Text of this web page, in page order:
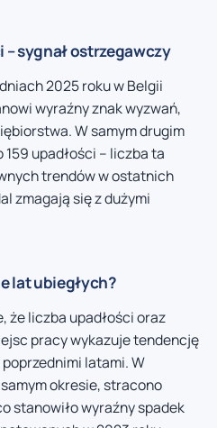
sygnał ostrzegawczy
2025 roku w Belgii
wyraźny znak wyzwań,
W samym drugim
upadłości – liczba ta
trendów w ostatnich
zmagają się z dużymi
lat ubiegłych?
że liczba upadłości oraz
pracy wykazuje tendencję
latami. W
okresie, stracono
stanowiło wyraźny spadek